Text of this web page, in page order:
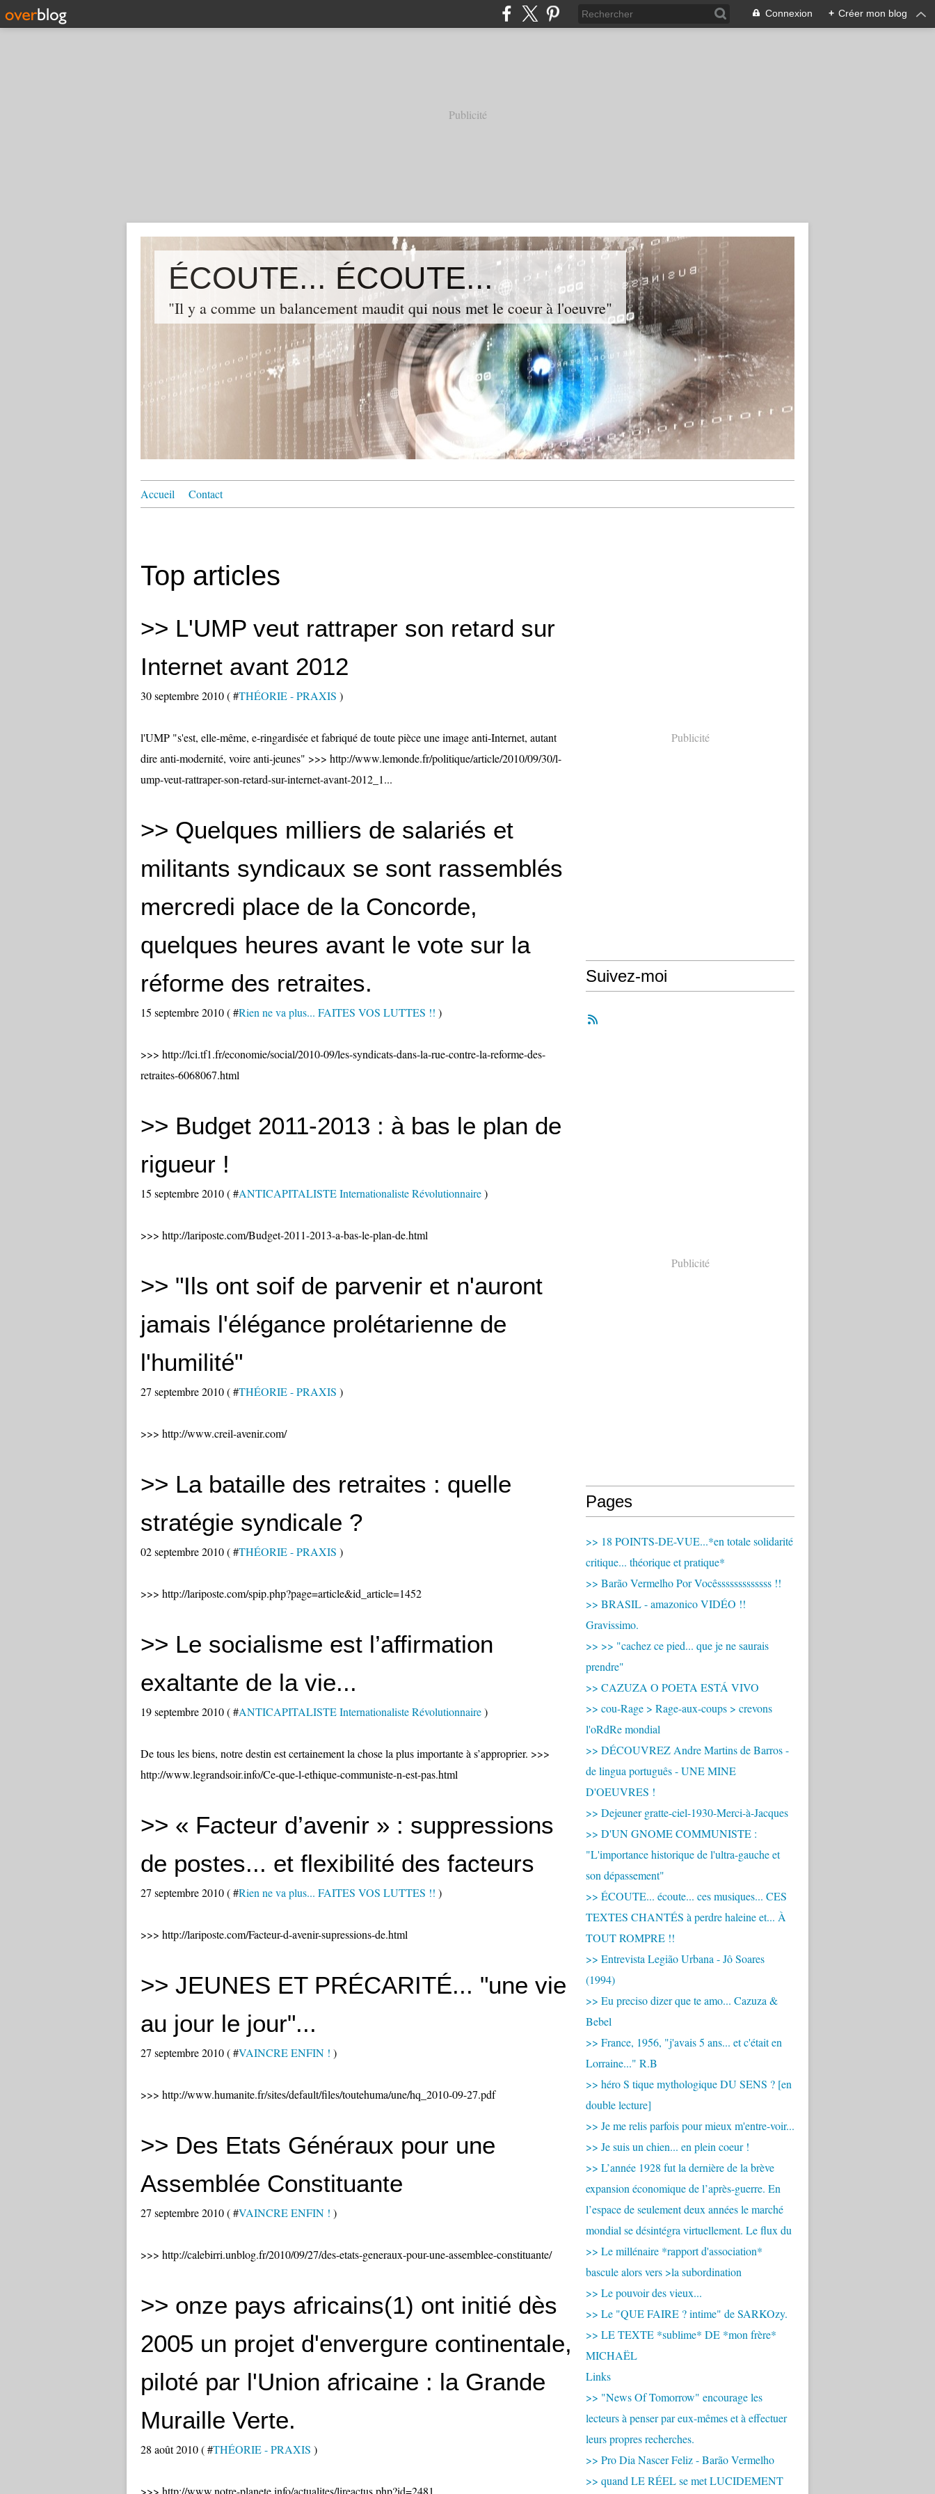
Connexion + Créer mon blog
Publicité
ÉCOUTE... ÉCOUTE...
"Il y a comme un balancement maudit qui nous met le coeur à l'oeuvre"
Accueil Contact
Top articles
>> L'UMP veut rattraper son retard sur
Internet avant 2012
30 septembre 2010 ( #THÉORIE - PRAXIS )
l'UMP "s'est, elle-même, e-ringardisée et fabriqué de toute pièce une image anti-Internet, autant
dire anti-modernité, voire anti-jeunes" >>> http://www.lemonde.fr/politique/article/2010/09/30/l-
ump-veut-rattraper-son-retard-sur-internet-avant-2012_1...
>> Quelques milliers de salariés et
militants syndicaux se sont rassemblés
mercredi place de la Concorde,
quelques heures avant le vote sur la
réforme des retraites.
15 septembre 2010 ( #Rien ne va plus... FAITES VOS LUTTES !! )
>>> http://lci.tf1.fr/economie/social/2010-09/les-syndicats-dans-la-rue-contre-la-reforme-des-
retraites-6068067.html
>> Budget 2011-2013 : à bas le plan de
rigueur !
15 septembre 2010 ( #ANTICAPITALISTE Internationaliste Révolutionnaire)
>>> http://lariposte.com/Budget-2011-2013-a-bas-le-plan-de.html
>> "Ils ont soif de parvenir et n'auront
jamais l'élégance prolétarienne de
l'humilité"
27 septembre 2010 ( #THÉORIE - PRAXIS )
>>> http://www.creil-avenir.com/
>> La bataille des retraites : quelle
stratégie syndicale ?
02 septembre 2010 ( #THÉORIE - PRAXIS )
>>> http://lariposte.com/spip.php?page=article&id_article=1452
>> Le socialisme est l’affirmation
exaltante de la vie...
19 septembre 2010 ( #ANTICAPITALISTE Internationaliste Révolutionnaire)
De tous les biens, notre destin est certainement la chose la plus importante à s’approprier. >>>
http://www.legrandsoir.info/Ce-que-l-ethique-communiste-n-est-pas.html
>> « Facteur d’avenir » : suppressions
de postes... et flexibilité des facteurs
27 septembre 2010 ( #Rien ne va plus... FAITES VOS LUTTES !! )
>>> http://lariposte.com/Facteur-d-avenir-supressions-de.html
>> JEUNES ET PRÉCARITÉ... "une vie
au jour le jour"...
27 septembre 2010 ( #VAINCRE ENFIN ! )
>>> http://www.humanite.fr/sites/default/files/toutehuma/une/hq_2010-09-27.pdf
>> Des Etats Généraux pour une
Assemblée Constituante
27 septembre 2010 ( #VAINCRE ENFIN ! )
>>> http://calebirri.unblog.fr/2010/09/27/des-etats-generaux-pour-une-assemblee-constituante/
>> onze pays africains(1) ont initié dès
2005 un projet d'envergure continentale,
piloté par l'Union africaine : la Grande
Muraille Verte.
28 août 2010 ( #THÉORIE - PRAXIS )
>>> http://www.notre-planete.info/actualites/lireactus.php?id=2481
Publicité
Suivez-moi
Publicité
Pages
>> 18 POINTS-DE-VUE...*en totale solidarité
critique... théorique et pratique*
>> Barão Vermelho Por Vocêsssssssssssss !!
>> BRASIL - amazonico VIDÉO !!
Gravissimo.
>> >> "cachez ce pied... que je ne saurais
prendre"
>> CAZUZA O POETA ESTÁ VIVO
>> cou-Rage > Rage-aux-coups > crevons
l'oRdRe mondial
>> DÉCOUVREZ Andre Martins de Barros -
de lingua português - UNE MINE
D'OEUVRES !
>> Dejeuner gratte-ciel-1930-Merci-à-Jacques
>> D'UN GNOME COMMUNISTE :
"L'importance historique de l'ultra-gauche et
son dépassement"
>> ÉCOUTE... écoute... ces musiques... CES
TEXTES CHANTÉS à perdre haleine et... À
TOUT ROMPRE !!
>> Entrevista Legião Urbana - Jô Soares
(1994)
>> Eu preciso dizer que te amo... Cazuza &
Bebel
>> France, 1956, "j'avais 5 ans... et c'était en
Lorraine..." R.B
>> héro S tique mythologique DU SENS ? [en
double lecture]
>> Je me relis parfois pour mieux m'entre-voir...
>> Je suis un chien... en plein coeur !
>> L’année 1928 fut la dernière de la brève
expansion économique de l’après-guerre. En
l’espace de seulement deux années le marché
mondial se désintégra virtuellement. Le flux du
>> Le millénaire *rapport d'association*
bascule alors vers >la subordination
>> Le pouvoir des vieux...
>> Le "QUE FAIRE ? intime" de SARKOzy.
>> LE TEXTE *sublime* DE *mon frère*
MICHAËL
Links
>> "News Of Tomorrow" encourage les
lecteurs à penser par eux-mêmes et à effectuer
leurs propres recherches.
>> Pro Dia Nascer Feliz - Barão Vermelho
>> quand LE RÉEL se met LUCIDEMENT